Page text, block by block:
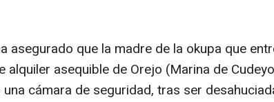
asegurado que la madre de la okupa que
alquiler asequible de Orejo (Marina de
cámara de seguridad, tras ser